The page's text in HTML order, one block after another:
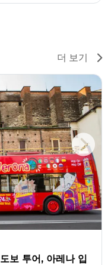
더 보기
보 투어, 아레나 입